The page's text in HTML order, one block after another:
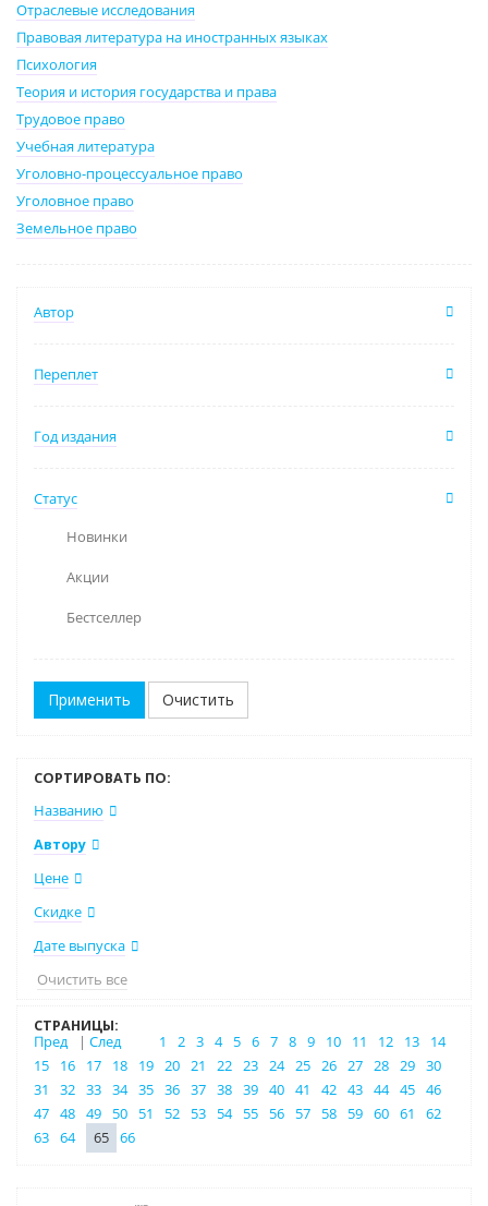
Отраслевые исследования
Правовая литература на иностранных языках
Психология
Теория и история государства и права
Трудовое право
Учебная литература
Уголовно-процессуальное право
Уголовное право
Земельное право
Автор
Переплет
Год издания
Статус
Новинки
Акции
Бестселлер
Очистить
СОРТИРОВАТЬ ПО:
Названию
Автору
Цене
Скидке
Дате выпуска
Очистить все
СТРАНИЦЫ:
Пред
| След 1 2 3 4 5 6 7 8 9 10 11 12 13
14
15
16 17 18 19 20 21 22 23 24 25 26 27 28 29 30
31
32 33 34 35 36 37 38 39 40 41 42 43 44 45 46
47 48 49 50 51 52 53 54 55 56 57 58 59 60 61
62
63 64 65 66